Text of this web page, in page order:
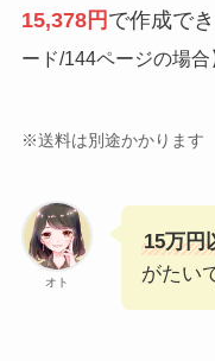
15,378円 で作成でき
ード/144ページの場合
※送料は別途かかります
オト
15万円
がたい